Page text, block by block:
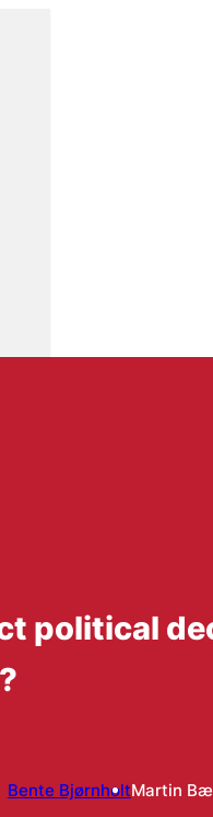
political
Bente BjørnholtMartin